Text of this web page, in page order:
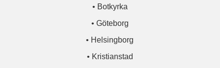
• Botkyrka
• Göteborg
• Helsingborg
• Kristianstad